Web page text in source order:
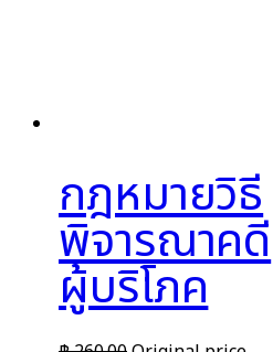
กฎหมายวิธี
พิจารณาคดี
ผู้บริโภค